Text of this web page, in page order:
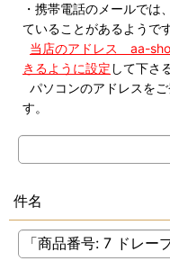
・携帯電話のメールでは
ていることがあるようです
当店のアドレス aa-
きるように設定 して下さ
パソコンのアドレスを
す。
件名